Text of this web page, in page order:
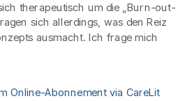
therapeutisch um die „Burn-out-
sich allerdings, was den Reiz
ausmacht. Ich frage mich
Online-Abonnement via CareLit